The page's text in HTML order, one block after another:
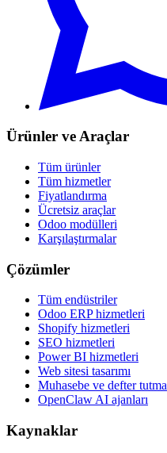
Ürünler ve Araçlar
Tüm ürünler
Tüm hizmetler
Fiyatlandırma
Ücretsiz araçlar
Odoo modülleri
Karşılaştırmalar
Çözümler
Tüm endüstriler
Odoo ERP hizmetleri
Shopify hizmetleri
SEO hizmetleri
Power BI hizmetleri
Web sitesi tasarımı
Muhasebe ve defter tutma
OpenClaw AI ajanları
Kaynaklar